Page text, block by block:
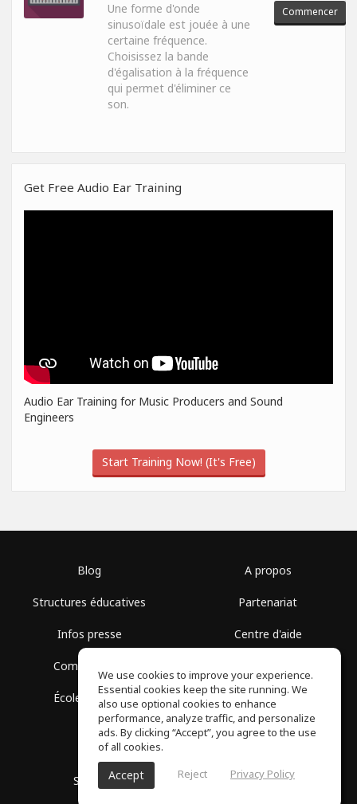
Une forme d'onde
sinusoïdale est jouée à une
certaine fréquence.
Choisissez la bande
d'égalisation à la fréquence
qui permet d'éliminer ce
son.
Commencer
Get Free Audio Ear Training
Audio Ear Training for Music Producers and Sound
Engineers
Start Training Now! (It's Free)
Blog
Structures éducatives
Infos presse
Communauté
École gratuite
A propos
Partenariat
Centre d'aide
Politique de confidentialité
SoundGym, Tous droits réservés © 2026
We use cookies to improve your experience.
Essential cookies keep the site running. We
also use optional cookies to enhance
performance, analyze traffic, and personalize
ads. By clicking “Accept”, you agree to the use
of all cookies.
Accept Reject Privacy Policy